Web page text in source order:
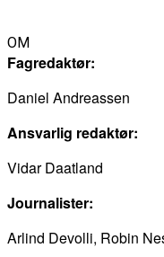
OM
Fagredaktør:
Daniel Andreassen
Ansvarlig redaktør:
Vidar Daatland
Journalister:
Arlind Devolli, Robin